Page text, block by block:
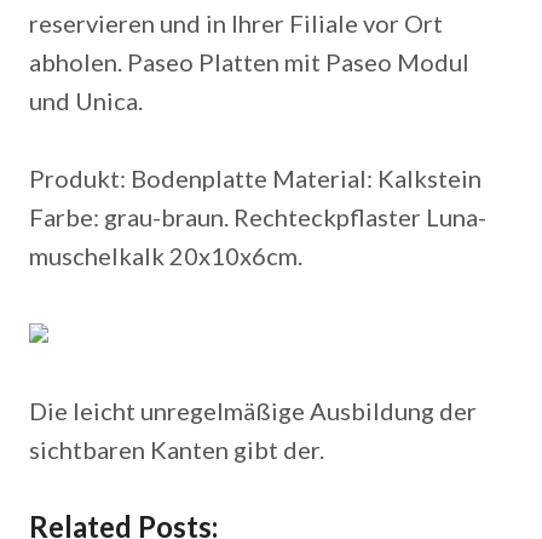
reservieren und in Ihrer Filiale vor Ort
abholen. Paseo Platten mit Paseo Modul
und Unica.
Produkt: Bodenplatte Material: Kalkstein
Farbe: grau-braun. Rechteckpflaster Luna-
muschelkalk 20x10x6cm.
Die leicht unregelmäßige Ausbildung der
sichtbaren Kanten gibt der.
Related Posts: